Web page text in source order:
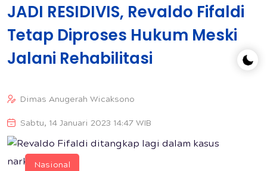
JADI RESIDIVIS, Revaldo Fifaldi
Tetap Diproses Hukum Meski
Jalani Rehabilitasi
Dimas Anugerah Wicaksono
Sabtu, 14 Januari 2023 14:47 WIB
Nasional